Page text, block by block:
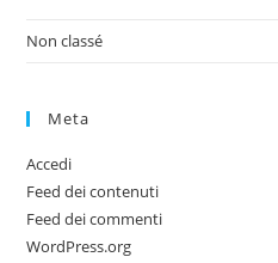
Non classé
Meta
Accedi
Feed dei contenuti
Feed dei commenti
WordPress.org